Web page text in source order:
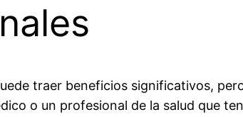
traer beneficios significativos,
o un profesional de la salud que